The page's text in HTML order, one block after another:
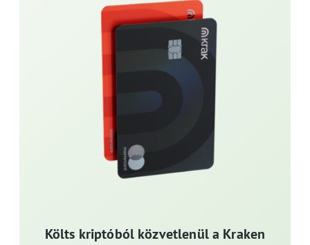
Költs kriptóból közvetlenül a Kraken